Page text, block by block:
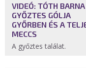
VIDEÓ: TÓTH BARNA
GYŐZTES GÓLJA
GYŐRBEN ÉS A
MECCS
A győztes találat.